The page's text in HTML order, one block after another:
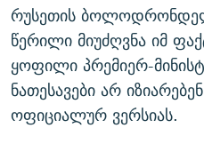
რუსეთის
წერილი მიუძღვნა იმ
ყოფილი პრემიერ-
ნათესავები არ
ოფიციალურ ვერსიას.